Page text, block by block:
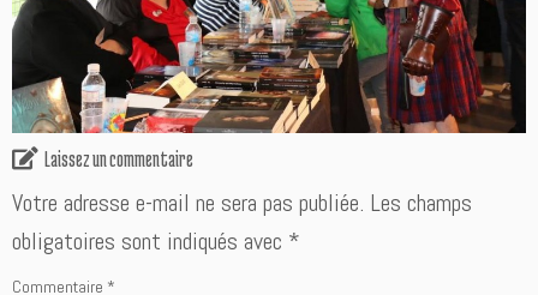
Laissez un commentaire
Votre adresse e-mail ne sera pas publiée. Les champs
obligatoires sont indiqués avec *
Commentaire *